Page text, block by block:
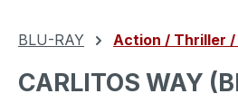
BLU-RAY Action / Thriller /
CARLITOS WAY